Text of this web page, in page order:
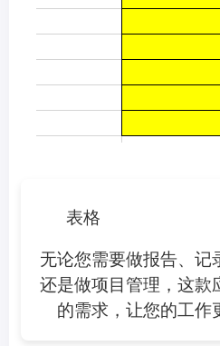
表格
无论您需要做报告、记
还是做项目管理，这款
的需求，让您的工作